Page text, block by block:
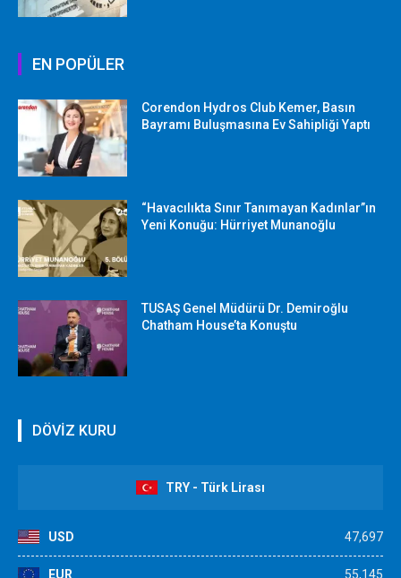
EN POPÜLER
Corendon Hydros Club Kemer, Basın
Bayramı Buluşmasına Ev Sahipliği Yaptı
“Havacılıkta Sınır Tanımayan Kadınlar”ın
Yeni Konuğu: Hürriyet Munanoğlu
TUSAŞ Genel Müdürü Dr. Demiroğlu
Chatham House’ta Konuştu
DÖVİZ KURU
TRY - Türk Lirası
USD 47,697
EUR 55,145